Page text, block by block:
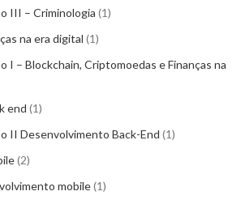
III – Criminologia 1
na era digital 1
I – Blockchain, Criptomoedas e Finanças na
end 1
II Desenvolvimento Back-End 1
2
mobile 1